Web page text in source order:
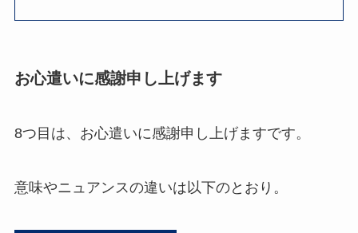
お心遣いに感謝申し上げます
8つ目は、お心遣いに感謝申し上げますです。
意味やニュアンスの違いは以下のとおり。